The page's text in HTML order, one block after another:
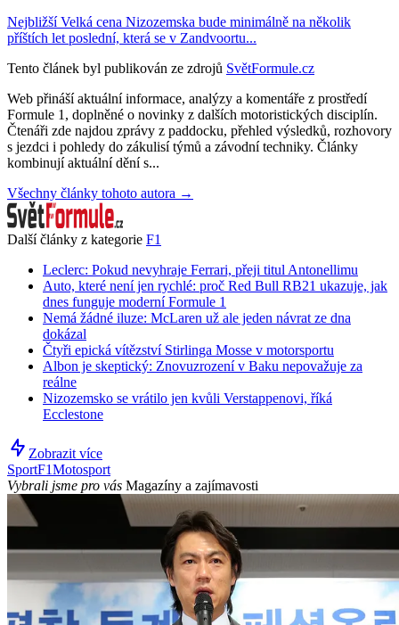
Nejbližší Velká cena Nizozemska bude minimálně na několik
příštích let poslední, která se v Zandvoortu...
Tento článek byl publikován ze zdrojů SvětFormule.cz
Web přináší aktuální informace, analýzy a komentáře z prostředí
Formule 1, doplněné o novinky z dalších motoristických disciplín.
Čtenáři zde najdou zprávy z paddocku, přehled výsledků, rozhovory
s jezdci i pohledy do zákulisí týmů a závodní techniky. Články
kombinují aktuální dění s...
Všechny články tohoto autora →
Další články z kategorie F1
Leclerc: Pokud nevyhraje Ferrari, přeji titul Antonellimu
Auto, které není jen rychlé: proč Red Bull RB21 ukazuje, jak
dnes funguje moderní Formule 1
Nemá žádné iluze: McLaren už ale jeden návrat ze dna
dokázal
Čtyři epická vítězství Stirlinga Mosse v motorsportu
Albon je skeptický: Znovuzrození v Baku nepovažuje za
reálne
Nizozemsko se vrátilo jen kvůli Verstappenovi, říká
Ecclestone
Zobrazit více
SportF1Motosport
Vybrali jsme pro vás Magazíny a zajímavosti